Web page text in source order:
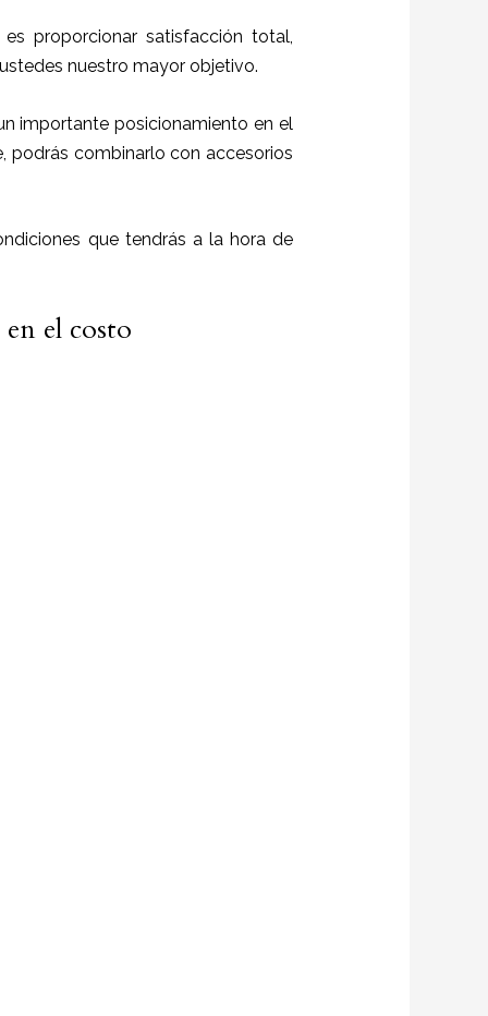
es proporcionar satisfacción total,
nuestro mayor objetivo.
importante posicionamiento en el
podrás combinarlo con accesorios
que tendrás a la hora de
el costo